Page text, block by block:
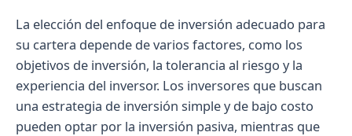
La elección del enfoque de inversión adecuado para
su cartera depende de varios factores, como los
objetivos de inversión, la tolerancia al riesgo y la
experiencia del inversor. Los inversores que buscan
una estrategia de inversión simple y de bajo costo
pueden optar por la inversión pasiva, mientras que